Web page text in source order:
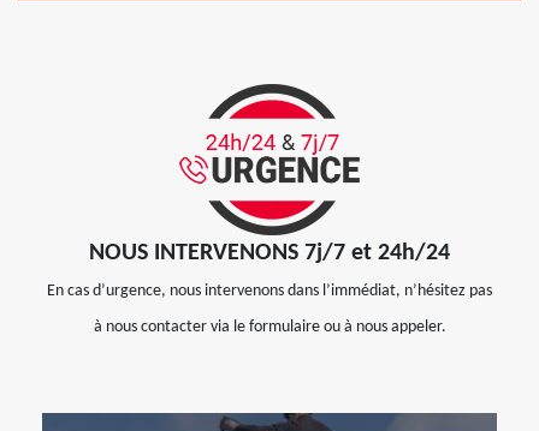
NOUS INTERVENONS 7j/7 et 24h/24
En cas d’urgence, nous intervenons dans l’immédiat, n’hésitez pas
à nous contacter via le formulaire ou à nous appeler.